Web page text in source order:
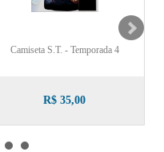
Camiseta S.T. - Temporada 4
R$ 35,00